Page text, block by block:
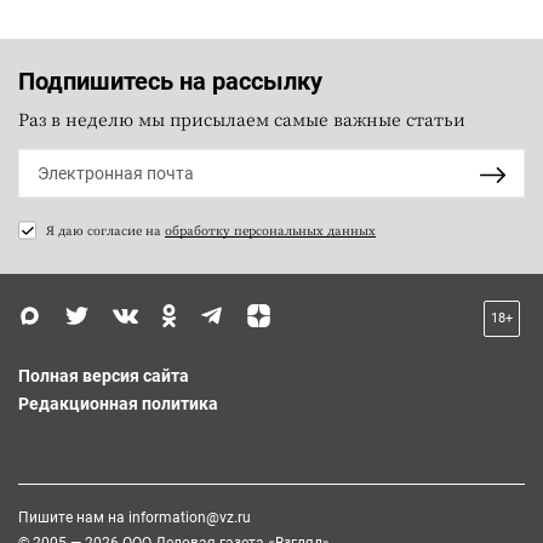
Подпишитесь на рассылку
Раз в неделю мы присылаем самые важные статьи
Я даю согласие на обработку персональных данных
18+
Полная версия сайта
Редакционная политика
Пишите нам на information@vz.ru